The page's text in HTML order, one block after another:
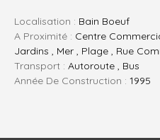
Localisation : Bain Boeuf
A Proximité : Centre
Jardins , Mer , Plage , Rue
Transport : Autoroute , Bus
Année De Construction : 1995